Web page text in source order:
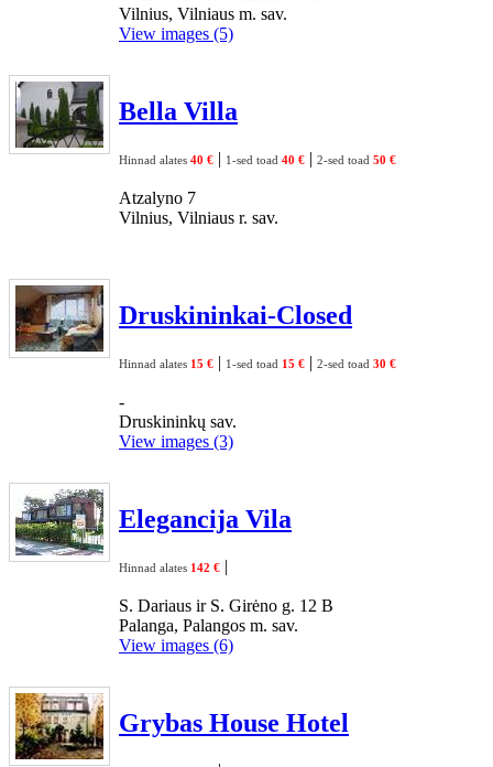
Vilnius, Vilniaus m. sav.
View images (5)
Bella Villa
Hinnad alates 40 € | 1-sed toad 40 € | 2-sed toad 50 €
Atzalyno 7
Vilnius, Vilniaus r. sav.
Druskininkai-Closed
Hinnad alates 15 € | 1-sed toad 15 € | 2-sed toad 30 €
-
Druskininkų sav.
View images (3)
Elegancija Vila
Hinnad alates 142 € |
S. Dariaus ir S. Girėno g. 12 B
Palanga, Palangos m. sav.
View images (6)
Grybas House Hotel